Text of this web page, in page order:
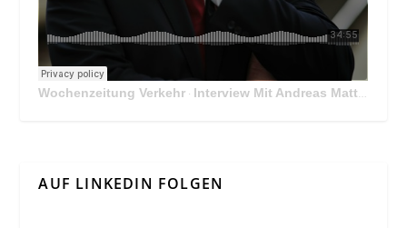
Wochenzeitung Verkehr · Interview Mit Andreas Matthä, CEO der ÖBB Holding
AUF LINKEDIN FOLGEN